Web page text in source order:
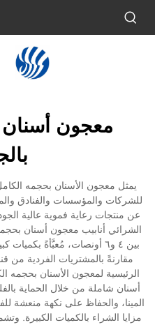
معجون
يمثل معجون الأسنان بحجمه الكامل
للشركات والمؤسسات والفنادق
عن منتجات رعاية فموية عالية
الشرائي أنابيب معجون أسنان
بين ٤ و٦ أونصات، مُعبَّأةً
مقارنةً بالمشتريات الفردية من
الرئيسية لمعجون الأسنان بحجمه
أسنان شاملة من خلال الحماية
المينا، والحفاظ على نكهة منعشة
مزايا الشراء بالكميات الكبيرة.